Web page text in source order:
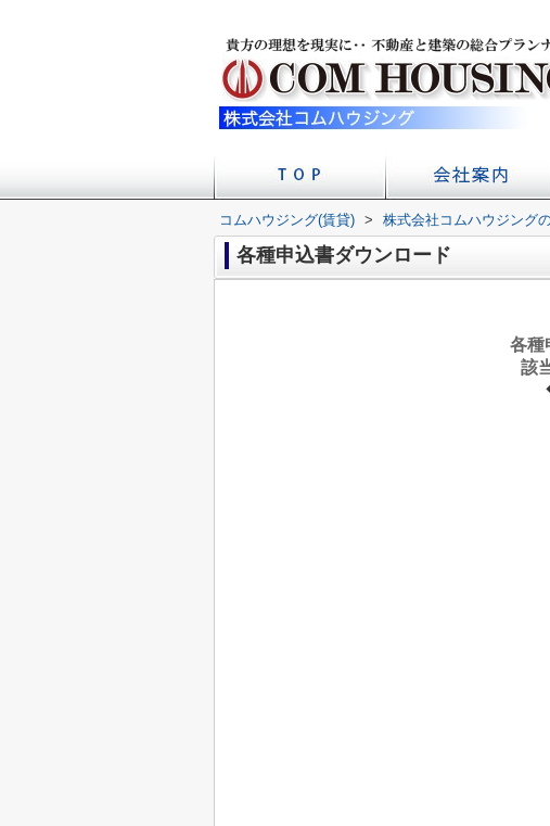
店舗へのアクセス
会社概要
コムハウジング(賃貸) > 株式会社コムハウジング
各種申込書ダウンロード
各種
該